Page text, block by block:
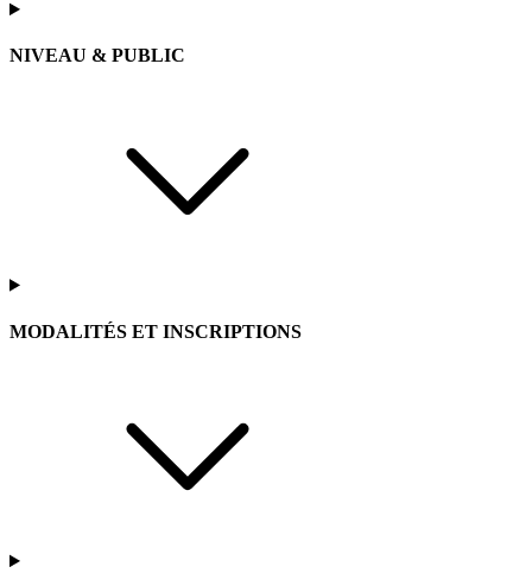
NIVEAU & PUBLIC
MODALITÉS ET INSCRIPTIONS